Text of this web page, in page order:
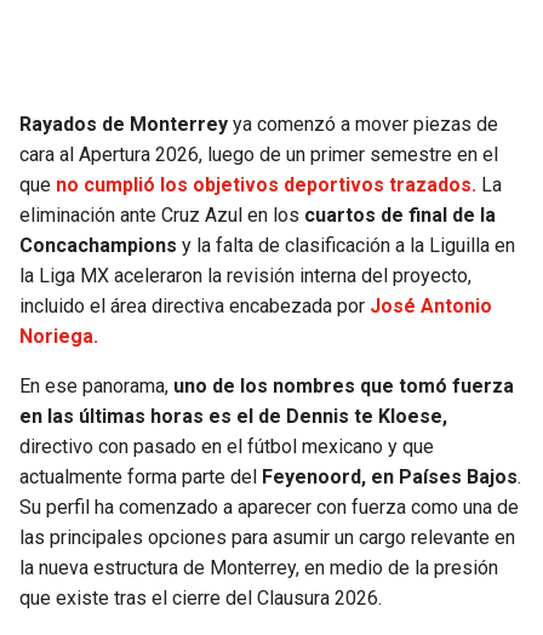
PACKERS
VIKINGS
FALCONS
PANTHERS
SAINTS
BUCCANEERS
TIMBERWOLVES
THUNDER
TRAIL BLAZERS
JAZZ
Rayados de Monterrey ya comenzó a mover piezas de
cara al Apertura 2026, luego de un primer semestre en el
que no cumplió los objetivos deportivos trazados. La
eliminación ante Cruz Azul en los cuartos de final de la
Concachampions y la falta de clasificación a la Liguilla en
la Liga MX aceleraron la revisión interna del proyecto,
incluido el área directiva encabezada por José Antonio
Noriega.
En ese panorama, uno de los nombres que tomó fuerza
en las últimas horas es el de Dennis te Kloese,
directivo con pasado en el fútbol mexicano y que
actualmente forma parte del Feyenoord, en Países Bajos.
Su perfil ha comenzado a aparecer con fuerza como una de
las principales opciones para asumir un cargo relevante en
la nueva estructura de Monterrey, en medio de la presión
que existe tras el cierre del Clausura 2026.